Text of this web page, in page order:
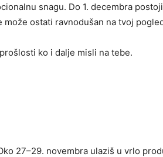
snagu. Do 1. decembra
ostati ravnodušan na tvoj
ko i dalje misli na tebe.
27–29. novembra ulaziš u vrlo